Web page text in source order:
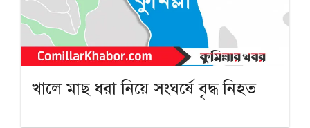
খালে মাছ ধরা নিয়ে সংঘর্ষে বৃদ্ধ নিহত